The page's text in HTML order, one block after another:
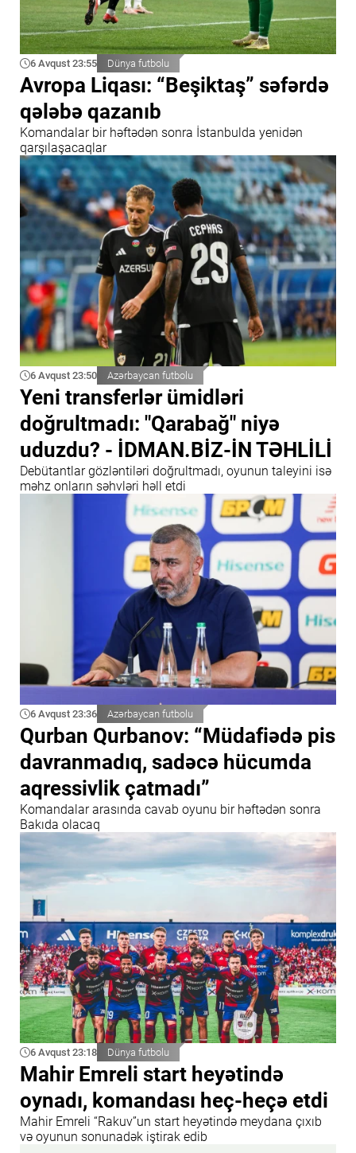
6 Avqust 23:55 Dünya futbolu
Avropa Liqası: “Beşiktaş” səfərdə
qələbə qazanıb
Komandalar bir həftədən sonra İstanbulda yenidən
qarşılaşacaqlar
6 Avqust 23:50 Azərbaycan futbolu
Yeni transferlər ümidləri
doğrultmadı: "Qarabağ" niyə
uduzdu? - İDMAN.BİZ-İN TƏHLİLİ
Debütantlar gözləntiləri doğrultmadı, oyunun taleyini isə
məhz onların səhvləri həll etdi
6 Avqust 23:36 Azərbaycan futbolu
Qurban Qurbanov: “Müdafiədə pis
davranmadıq, sadəcə hücumda
aqressivlik çatmadı”
Komandalar arasında cavab oyunu bir həftədən sonra
Bakıda olacaq
6 Avqust 23:18 Dünya futbolu
Mahir Emreli start heyətində
oynadı, komandası heç-heçə etdi
Mahir Emreli “Rakuv”un start heyətində meydana çıxıb
və oyunun sonunadək iştirak edib